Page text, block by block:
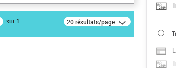
sur 1 20 résultats/page